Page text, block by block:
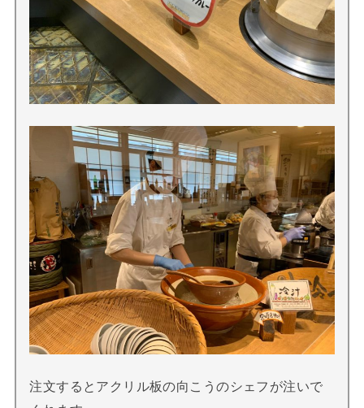
注文するとアクリル板の向こうのシェフが注いで